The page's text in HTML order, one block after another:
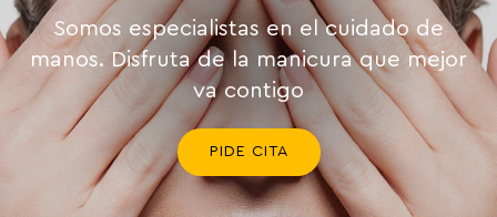
Somos especialistas en el cuidado de
manos. Disfruta de la manicura que mejor
va contigo
PIDE CITA